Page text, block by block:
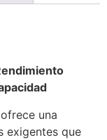
ofrece una
exigentes que